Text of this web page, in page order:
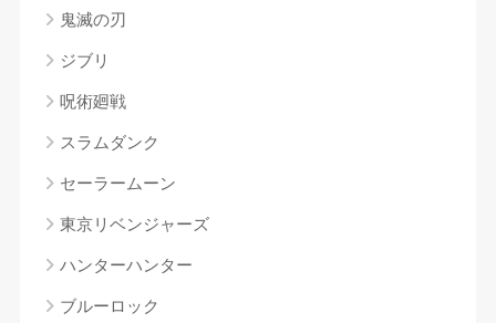
鬼滅の刃
ジブリ
呪術廻戦
スラムダンク
セーラームーン
東京リベンジャーズ
ハンターハンター
ブルーロック